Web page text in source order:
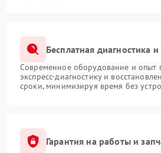
Бесплатная диагностика
Современное оборудование и опыт
экспресс-диагностику и
сроки, минимизируя время без
Гарантия на работы и